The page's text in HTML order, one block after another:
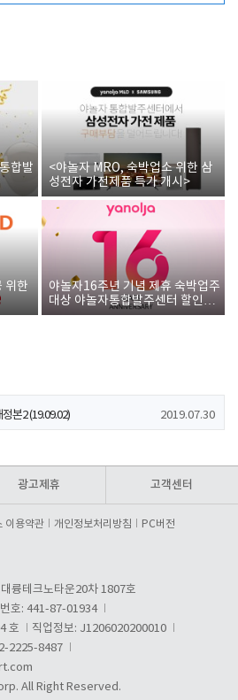
합발
<야놀자 MRO, 숙박업소 위한 삼
성전자 가전제품 특가 개시>
위한
야놀자16주년 기념 제휴 숙박업주
대상 야놀자통합발주센터 할인쿠
폰 증정
1 (19.09.02)
본2 (19.09.02) 2019.07.30
광고제휴 고객센터
이용약관 개인정보처리방침 PC버전
륭테크노타운20차 1807호
호: 441-87-01934
호
직업정보: J1206020200010
2225-8487
All Right Reserved.